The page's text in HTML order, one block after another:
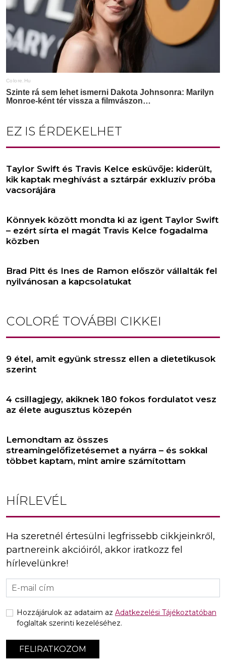
EZ IS ÉRDEKELHET
Taylor Swift és Travis Kelce esküvője: kiderült,
kik kaptak meghívást a sztárpár exkluzív próba
vacsorájára
Könnyek között mondta ki az igent Taylor Swift
– ezért sírta el magát Travis Kelce fogadalma
közben
Brad Pitt és Ines de Ramon először vállalták fel
nyilvánosan a kapcsolatukat
COLORÉ TOVÁBBI CIKKEI
9 étel, amit együnk stressz ellen a dietetikusok
szerint
4 csillagjegy, akiknek 180 fokos fordulatot vesz
az élete augusztus közepén
Lemondtam az összes
streamingelőfizetésemet a nyárra – és sokkal
többet kaptam, mint amire számítottam
HÍRLEVÉL
Ha szeretnél értesülni legfrissebb cikkjeinkről,
partnereink akcióiról, akkor iratkozz fel
hírlevelünkre!
FELIRATKOZOM
Hozzájárulok az adataim az Adatkezelési Tájékoztatóban
foglaltak szerinti kezeléséhez.